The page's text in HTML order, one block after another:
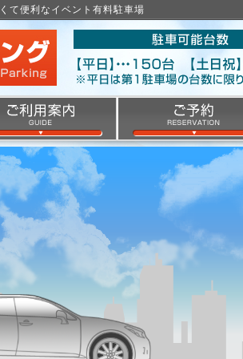
て便利なイベント有料駐車場